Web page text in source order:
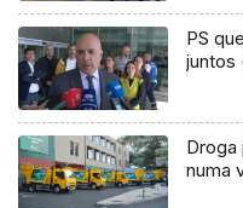
PS
juntos
numa